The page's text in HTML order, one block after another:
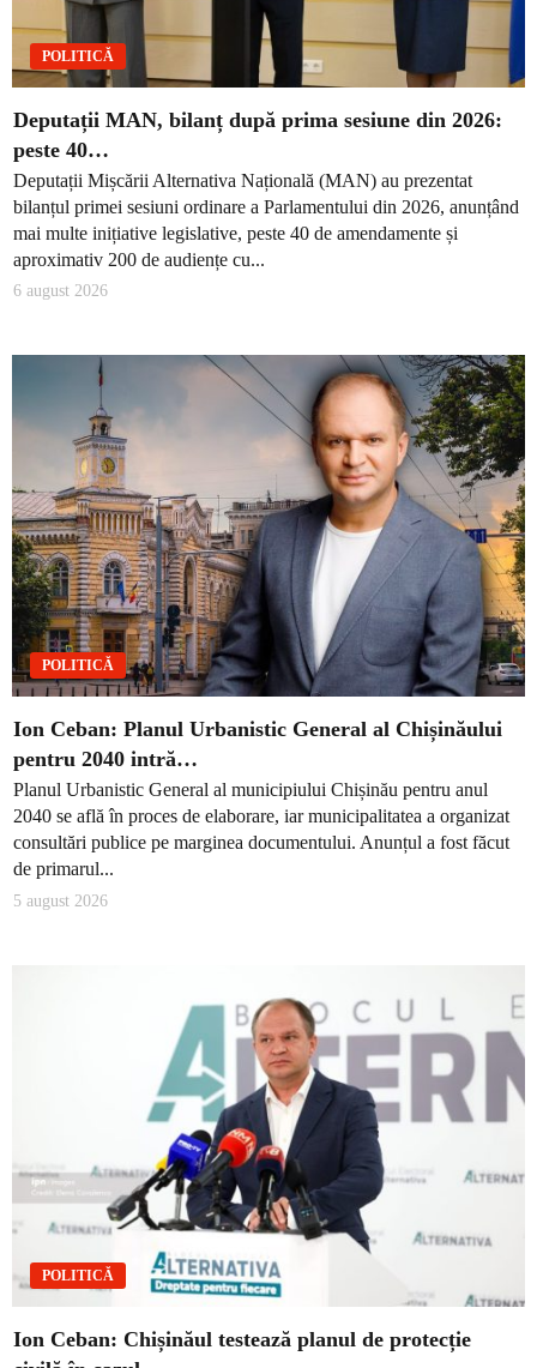
POLITICĂ
Deputații MAN, bilanț după prima sesiune din 2026:
peste 40…
Deputații Mișcării Alternativa Națională (MAN) au prezentat
bilanțul primei sesiuni ordinare a Parlamentului din 2026, anunțând
mai multe inițiative legislative, peste 40 de amendamente și
aproximativ 200 de audiențe cu...
6 august 2026
POLITICĂ
Ion Ceban: Planul Urbanistic General al Chișinăului
pentru 2040 intră…
Planul Urbanistic General al municipiului Chișinău pentru anul
2040 se află în proces de elaborare, iar municipalitatea a organizat
consultări publice pe marginea documentului. Anunțul a fost făcut
de primarul...
5 august 2026
POLITICĂ
Ion Ceban: Chișinăul testează planul de protecție